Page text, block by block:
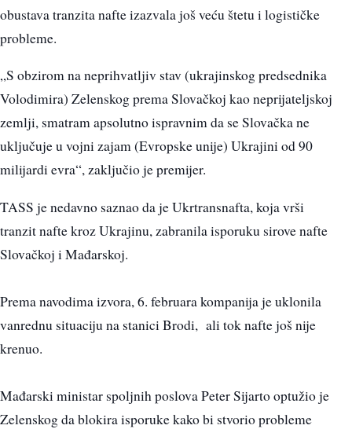
obustava tranzita nafte izazvala još veću štetu i logističke
probleme.
„S obzirom na neprihvatljiv stav (ukrajinskog predsednika
Volodimira) Zelenskog prema Slovačkoj kao neprijateljskoj
zemlji, smatram apsolutno ispravnim da se Slovačka ne
uključuje u vojni zajam (Evropske unije) Ukrajini od 90
milijardi evra“, zaključio je premijer.
TASS je nedavno saznao da je Ukrtransnafta, koja vrši
tranzit nafte kroz Ukrajinu, zabranila isporuku sirove nafte
Slovačkoj i Mađarskoj.
Prema navodima izvora, 6. februara kompanija je uklonila
vanrednu situaciju na stanici Brodi, ali tok nafte još nije
krenuo.
Mađarski ministar spoljnih poslova Peter Sijarto optužio je
Zelenskog da blokira isporuke kako bi stvorio probleme